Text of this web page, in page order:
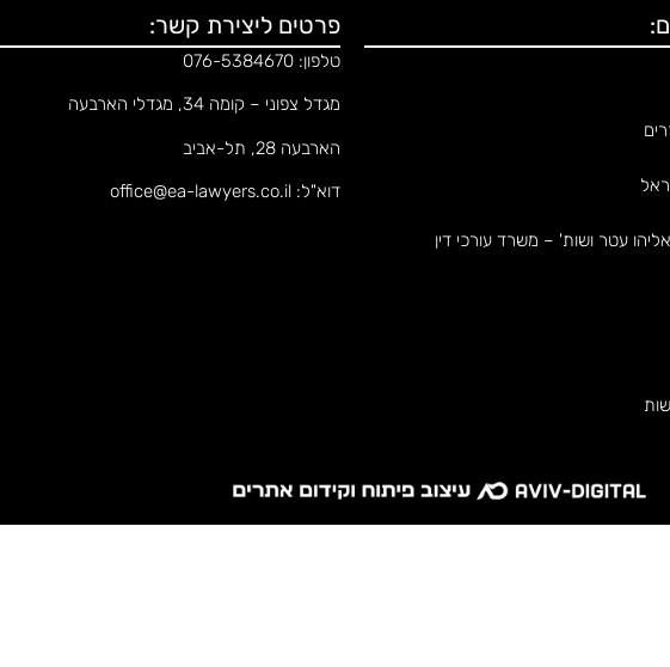
עטר ושות' – משרד עורכי דין
פרטים ליצירת קשר:
טלפון: 076-5384670
מגדל צפוני – קומה 34, מגדלי הארבעה
הארבעה 28, תל-אביב
דוא"ל: office@ea-lawyers.co.il